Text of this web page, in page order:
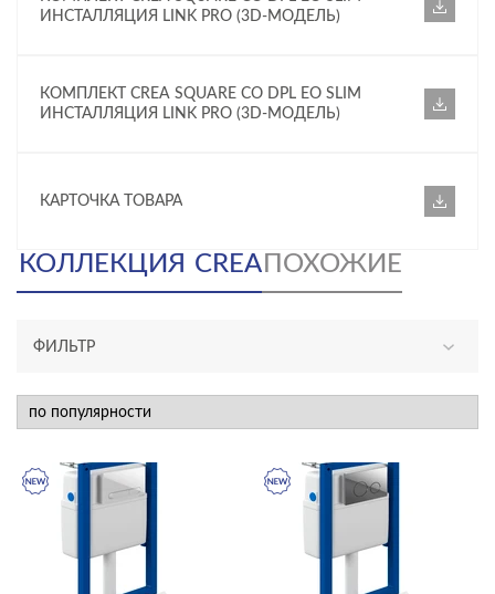
ИНСТАЛЛЯЦИЯ LINK PRO (3D-МОДЕЛЬ)
КОМПЛЕКТ CREA SQUARE CO DPL EO SLIM
ИНСТАЛЛЯЦИЯ LINK PRO (3D-МОДЕЛЬ)
КАРТОЧКА ТОВАРА
КОЛЛЕКЦИЯ CREA ПОХОЖИЕ
ФИЛЬТР
новинка
КАТЕГОРИЯ
акриловые ванны